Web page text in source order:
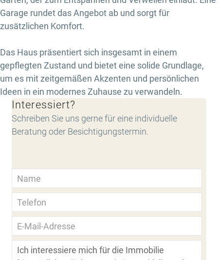
Garage rundet das Angebot ab und sorgt für
zusätzlichen Komfort.
Das Haus präsentiert sich insgesamt in einem
gepflegten Zustand und bietet eine solide Grundlage,
um es mit zeitgemäßen Akzenten und persönlichen
Ideen in ein modernes Zuhause zu verwandeln.
Interessiert?
Schreiben Sie uns gerne für eine individuelle
Beratung oder Besichtigungstermin.